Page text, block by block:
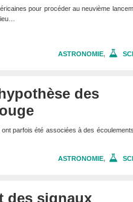
pour procéder au neuvième
ASTRONOMIE,
des
parfois été associées à des écoulements
ASTRONOMIE,
des signaux